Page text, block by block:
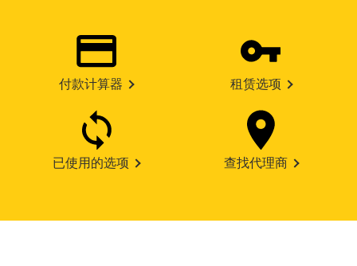
付款计算器 租赁选项
已使用的选项 查找代理商